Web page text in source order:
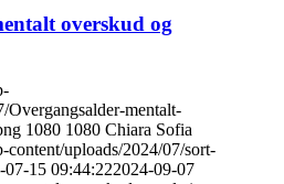
overskud og
Overgangsalder-mentalt-
1080 1080 Chiara Sofia
content/uploads/2024/07/sort-
07-15 09:44:222024-09-07